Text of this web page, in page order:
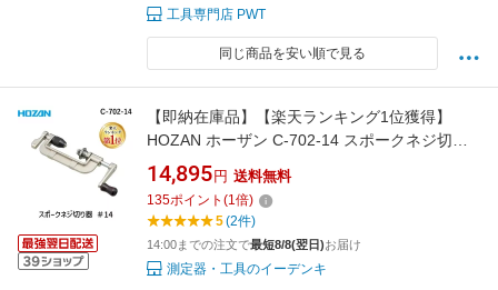
工具専門店 PWT
同じ商品を安い順で見る
【即納在庫品】【楽天ランキング1位獲得】
HOZAN ホーザン C-702-14 スポークネジ切り
器 自転車工具 メンテナンス用品 適応スポー
ク：#14 ステンレススポークにも対応 C70214
14,895 円 送料無料
135ポイント (1倍)
5(2件)
14:00までの注文で最短8/8(翌日)お届け
測定器・工具のイーデンキ